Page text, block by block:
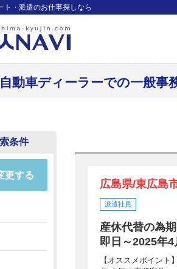
ト・派遣のお仕事探しなら
自動車ディーラーでの一般事
広島県/東広島
派遣社員
産休代替の為期
即日～2025年
【オススメポイ
条件
更する